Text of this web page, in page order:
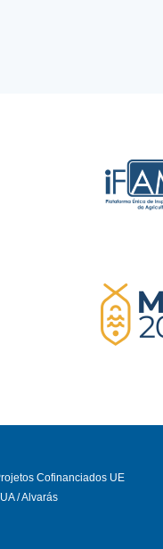
Cofinanciados UE
/ Alvarás